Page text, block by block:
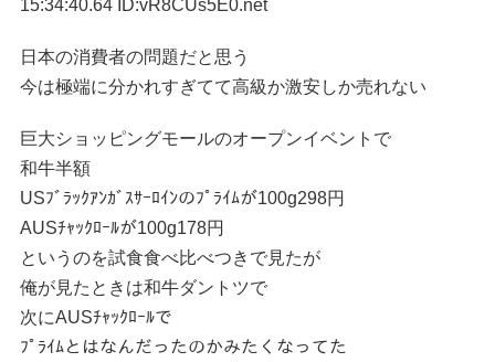
15:34:40.64 ID:vR8CUs5E0.net
日本の消費者の問題だと思う
今は極端に分かれすぎてて高級か激安しか売れない
巨大ショッピングモールのオープンイベントで
和牛半額
USﾌﾞﾗｯｸｱﾝｶﾞｽｻｰﾛｲﾝのﾌﾟﾗｲﾑが100g298円
AUSﾁｬｯｸﾛｰﾙが100g178円
というのを試食食べ比べつきで見たが
俺が見たときは和牛ダントツで
次にAUSﾁｬｯｸﾛｰﾙで
ﾌﾟﾗｲﾑとはなんだったのかみたくなってた